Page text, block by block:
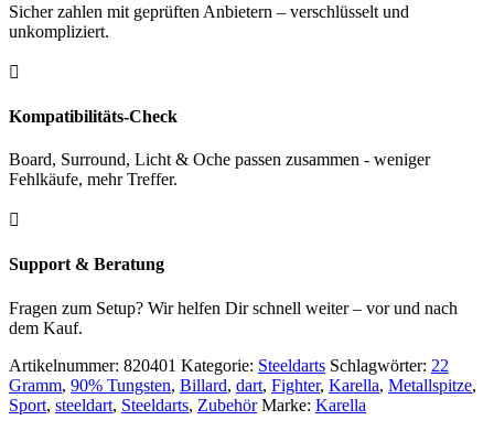
Sicher zahlen mit geprüften Anbietern – verschlüsselt und
unkompliziert.

Kompatibilitäts-Check
Board, Surround, Licht & Oche passen zusammen - weniger
Fehlkäufe, mehr Treffer.

Support & Beratung
Fragen zum Setup? Wir helfen Dir schnell weiter – vor und nach
dem Kauf.
Artikelnummer: 820401 Kategorie: Steeldarts Schlagwörter: 22
Gramm, 90% Tungsten, Billard, dart, Fighter, Karella, Metallspitze,
Sport, steeldart, Steeldarts, Zubehör Marke: Karella